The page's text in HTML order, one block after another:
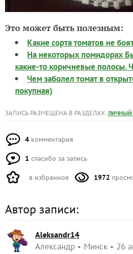
Это может быть полезным:
Какие сорта томатов не
На некоторых помидорах
какие-то коричневые полосы.
Чем заболел томат в
покупная)
ЗАПИСЬ РАЗМЕЩЕНА В РАЗДЕЛАХ: ЛИЧНЫЙ
4 комментария
1 спасибо за запись
в избранное 1972
Автор записи:
Aleksandr14
Александр Минск 26